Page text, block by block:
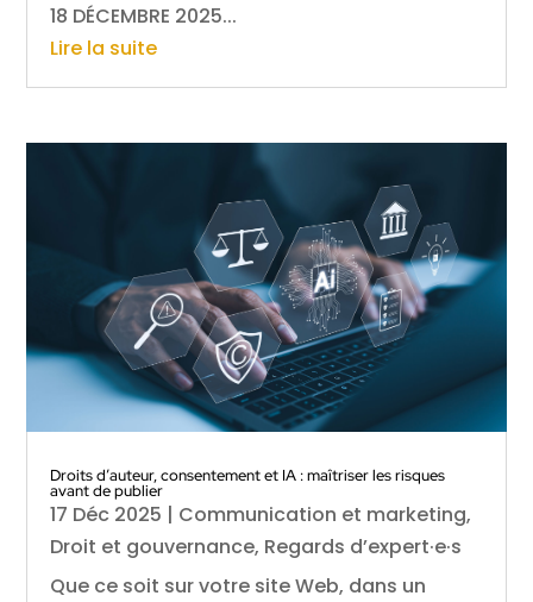
18 DÉCEMBRE 2025...
Lire la suite
Droits d’auteur, consentement et IA : maîtriser les risques
avant de publier
17 Déc 2025 | Communication et marketing,
Droit et gouvernance, Regards d’expert·e·s
Que ce soit sur votre site Web, dans un